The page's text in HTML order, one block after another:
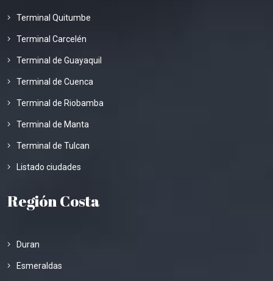
Terminal Quitumbe
Terminal Carcelén
Terminal de Guayaquil
Terminal de Cuenca
Terminal de Riobamba
Terminal de Manta
Terminal de Tulcan
Listado ciudades
Región Costa
Duran
Esmeraldas